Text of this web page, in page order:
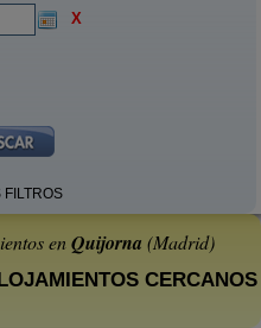
X
FILTROS
enQuijorna (Madrid)
CERCANOS